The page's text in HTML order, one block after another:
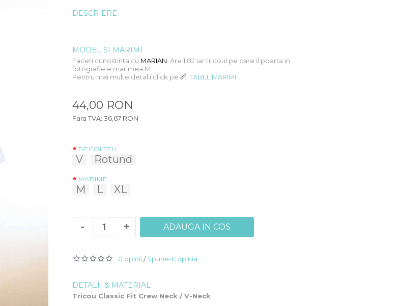
DESCRIERE
MODEL SI MARIMI
Faceti cunostinta cu MARIAN . Are 1.82 iar tricoul pe care il poarta in
fotografie e marimea M.
Pentru mai multe detalii click pe
TABEL MARIMI.
44,00 RON
Fara TVA: 36,67 RON
DECOLTEU
V Rotund
MARIME
M L XL
- + ADAUGA IN COS
0 opinii/Spune-ti opinia
DETALII & MATERIAL
Tricou Classic Fit Crew Neck / V-Neck